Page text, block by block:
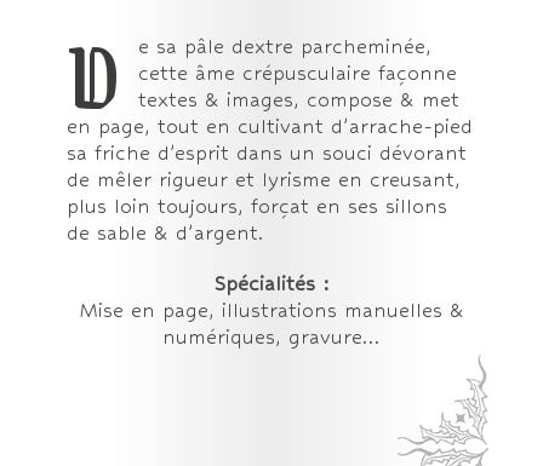
D
e sa pâle dextre parcheminée,
cette âme crépusculaire façonne
textes & images, compose & met
en page, tout en cultivant d’arrache-pied
sa friche d’esprit dans un souci dévorant
de mêler rigueur et lyrisme en creusant,
plus loin toujours, forçat en ses sillons
de sable & d’argent.
Spécialités :
Mise en page, illustrations manuelles &
numériques, gravure…